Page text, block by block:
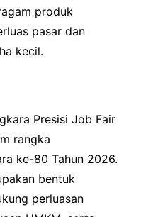
produk
pasar dan
kecil.
Presisi Job Fair
rangka
ke-80 Tahun 2026.
bentuk
perluasan